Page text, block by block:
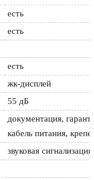
есть
есть
есть
жк-дисплей
55 дБ
документация,
кабель питания,
звуковая сигнализация